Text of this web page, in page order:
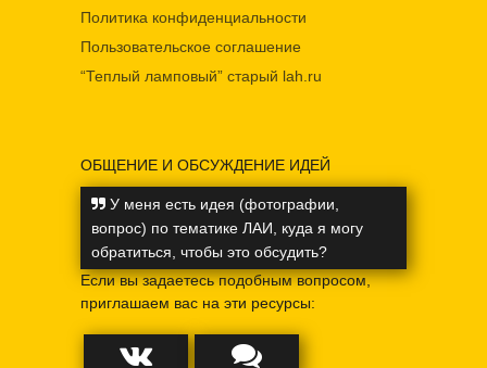
Политика конфиденциальности
Пользовательское соглашение
“Теплый ламповый” старый lah.ru
ОБЩЕНИЕ И ОБСУЖДЕНИЕ ИДЕЙ
У меня есть идея (фотографии,
вопрос) по тематике ЛАИ, куда я могу
обратиться, чтобы это обсудить?
Если вы задаетесь подобным вопросом,
приглашаем вас на эти ресурсы: